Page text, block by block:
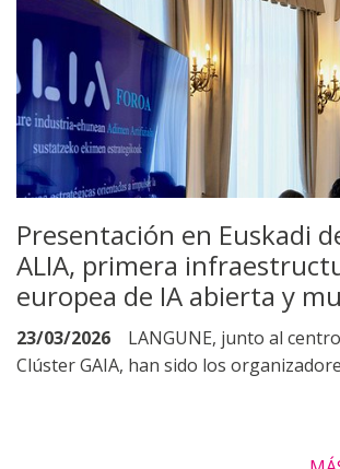
Presentación en Euskadi
ALIA, primera
europea de IA abierta y
23/03/2026
LANGUNE, junto al
Clúster GAIA, han sido los